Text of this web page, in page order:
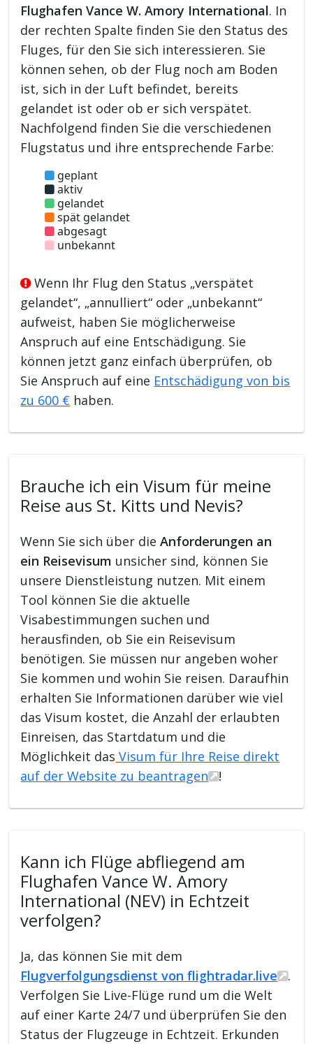
Flughafen Vance W. Amory International. In
der rechten Spalte finden Sie den Status des
Fluges, für den Sie sich interessieren. Sie
können sehen, ob der Flug noch am Boden
ist, sich in der Luft befindet, bereits
gelandet ist oder ob er sich verspätet.
Nachfolgend finden Sie die verschiedenen
Flugstatus und ihre entsprechende Farbe:
geplant
aktiv
gelandet
spät gelandet
abgesagt
unbekannt
Wenn Ihr Flug den Status „verspätet
gelandet“, „annulliert“ oder „unbekannt“
aufweist, haben Sie möglicherweise
Anspruch auf eine Entschädigung. Sie
können jetzt ganz einfach überprüfen, ob
Sie Anspruch auf eine Entschädigung von bis
zu 600 € haben.
Brauche ich ein Visum für meine
Reise aus St. Kitts und Nevis?
Wenn Sie sich über dieAnforderungen an
ein Reisevisum unsicher sind, können Sie
unsere Dienstleistung nutzen. Mit einem
Tool können Sie die aktuelle
Visabestimmungen suchen und
herausfinden, ob Sie ein Reisevisum
benötigen. Sie müssen nur angeben woher
Sie kommen und wohin Sie reisen. Daraufhin
erhalten Sie Informationen darüber wie viel
das Visum kostet, die Anzahl der erlaubten
Einreisen, das Startdatum und die
Möglichkeit das Visum für Ihre Reise direkt
auf der Website zu beantragen
!
Kann ich Flüge abfliegend am
Flughafen Vance W. Amory
International (NEV) in Echtzeit
verfolgen?
Ja, das können Sie mit dem
Flugverfolgungsdienst von flightradar.live
.
Verfolgen Sie Live-Flüge rund um die Welt
auf einer Karte 24/7 und überprüfen Sie den
Status der Flugzeuge in Echtzeit. Erkunden